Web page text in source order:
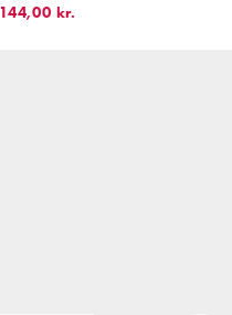
144,00 kr.